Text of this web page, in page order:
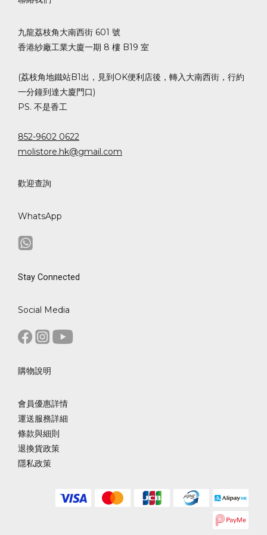
九龍荔枝角大南西街 601 號
香港紗廠工業大廈一期 8 樓 B19 室
(荔枝角地鐵站B1出，見到OK便利店後，轉入大南西街，行約
一分鐘到達大廈門口)
PS. 不是香工
852-9602 0622
molistore.hk@gmail.com
歡迎查詢
WhatsApp
Stay Connected
Social Media
購物說明
會員優惠詳情
運送服務詳細
條款與細則
退換貨政策
隱私政策